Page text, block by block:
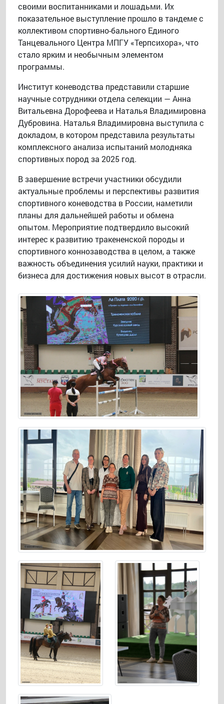
своими воспитанниками и лошадьми. Их
показательное выступление прошло в тандеме с
коллективом спортивно-бального Единого
Танцевального Центра МПГУ «Терпсихора», что
стало ярким и необычным элементом
программы.
Институт коневодства представили старшие
научные сотрудники отдела селекции — Анна
Витальевна Дорофеева и Наталья Владимировна
Дубровина. Наталья Владимировна выступила с
докладом, в котором представила результаты
комплексного анализа испытаний молодняка
спортивных пород за 2025 год.
В завершение встречи участники обсудили
актуальные проблемы и перспективы развития
спортивного коневодства в России, наметили
планы для дальнейшей работы и обмена
опытом. Мероприятие подтвердило высокий
интерес к развитию тракененской породы и
спортивного коннозаводства в целом, а также
важность объединения усилий науки, практики и
бизнеса для достижения новых высот в отрасли.